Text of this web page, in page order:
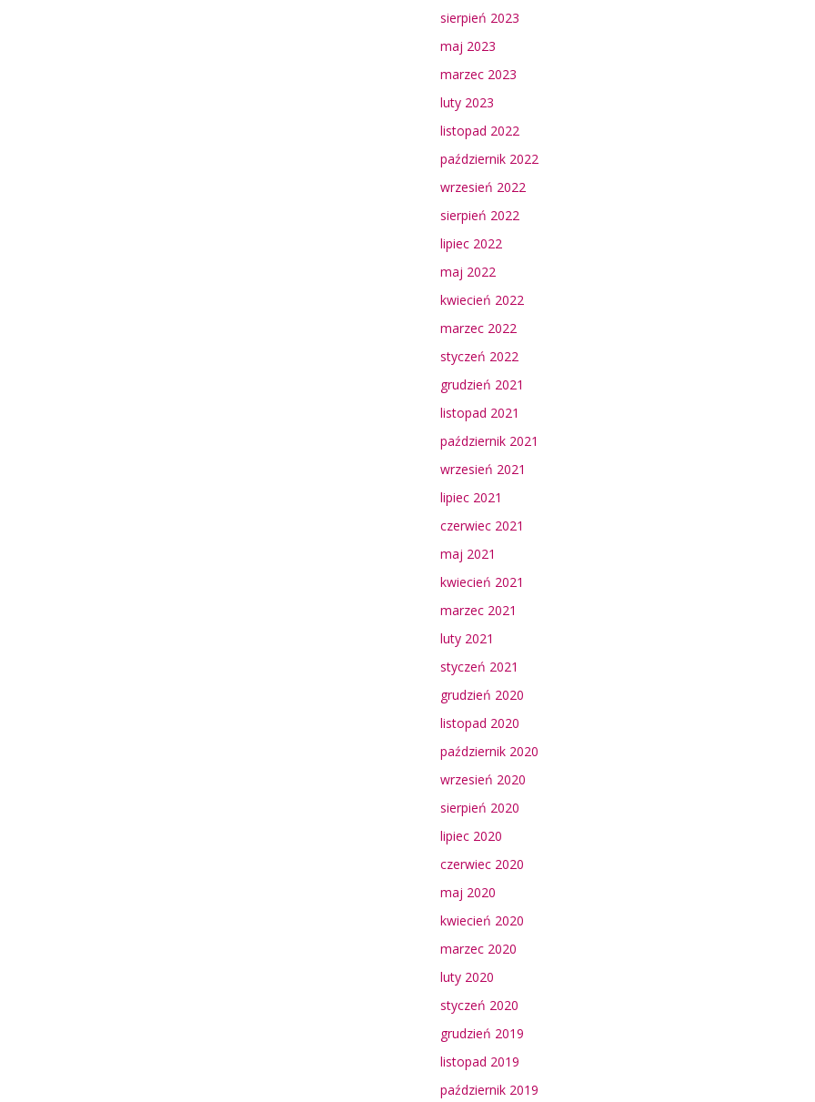
sierpień 2023
maj 2023
marzec 2023
luty 2023
listopad 2022
październik 2022
wrzesień 2022
sierpień 2022
lipiec 2022
maj 2022
kwiecień 2022
marzec 2022
styczeń 2022
grudzień 2021
listopad 2021
październik 2021
wrzesień 2021
lipiec 2021
czerwiec 2021
maj 2021
kwiecień 2021
marzec 2021
luty 2021
styczeń 2021
grudzień 2020
listopad 2020
październik 2020
wrzesień 2020
sierpień 2020
lipiec 2020
czerwiec 2020
maj 2020
kwiecień 2020
marzec 2020
luty 2020
styczeń 2020
grudzień 2019
listopad 2019
październik 2019